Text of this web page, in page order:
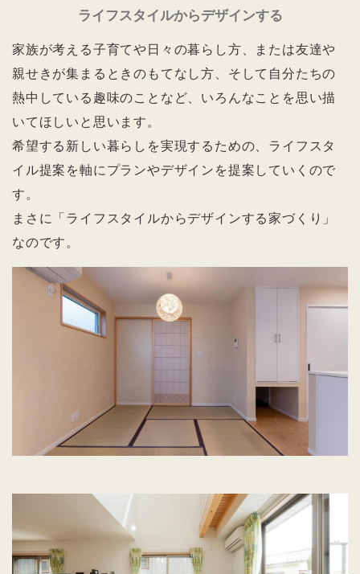
ライフスタイルからデザインする
家族が考える子育てや日々の暮らし方、または友達や
親せきが集まるときのもてなし方、そして自分たちの
熱中している趣味のことなど、いろんなことを思い描
いてほしいと思います。
希望する新しい暮らしを実現するための、ライフスタ
イル提案を軸にプランやデザインを提案していくので
す。
まさに「ライフスタイルからデザインする家づくり」
なのです。